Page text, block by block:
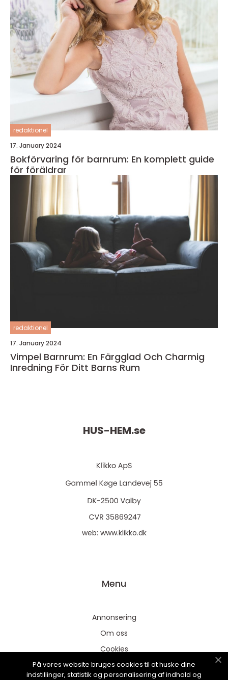
redaktionel
17. January 2024
Bokförvaring för barnrum: En komplett guide
för föräldrar
redaktionel
17. January 2024
Vimpel Barnrum: En Färgglad Och Charmig
Inredning För Ditt Barns Rum
HUS-HEM.se
web: www.klikko.dk
Menu
Annonsering
Om oss
Cookies
Kontakta oss
På vores website bruges cookies til at huske dine
indstillinger, statistik og personalisering af indhold og